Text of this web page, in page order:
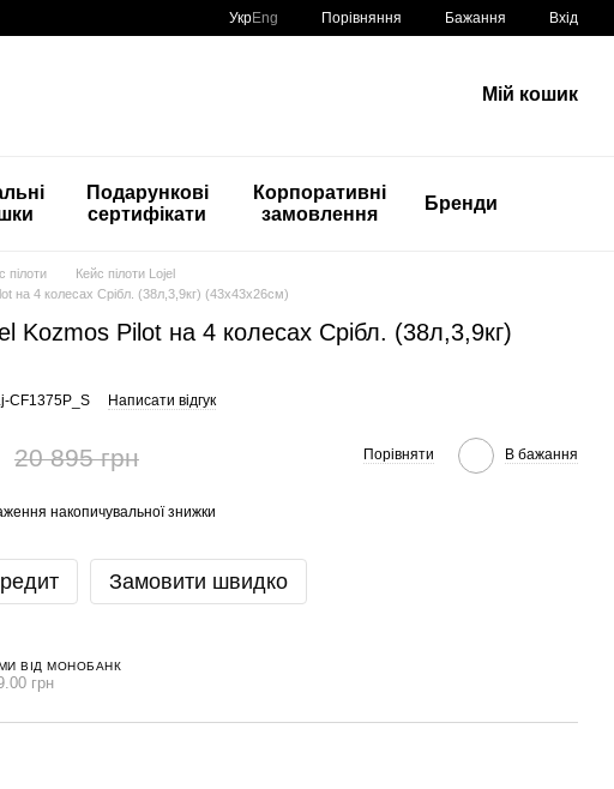
УкрEng Порівняння Бажання Вхід
Мій кошик
Подарункові
сертифікати
Корпоративні
замовлення
Бренди
пілоти
Кейс пілоти Lojel
на 4 колесах Срібл. (38л,3,9кг) (43x43x26см)
Kozmos Pilot на 4 колесах Срібл. (38л,3,9кг)
CF1375P_S Написати відгук
20 895 грн Порівняти В бажання
накопичувальної знижки
Замовити швидко
ВІД МОНОБАНК
грн